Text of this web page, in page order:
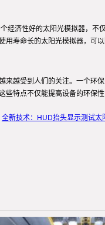
济性好的太阳光模拟器，不
寿命长的太阳光模拟器，可
越受到人们的关注。一个环
特点不仅能提高设备的环保
全新技术：HUD抬头显示测试太